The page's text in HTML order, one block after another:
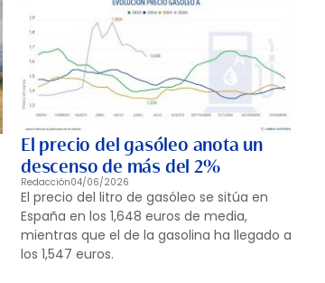
El precio del gasóleo anota un
descenso de más del 2%
Redacción04/06/2026
El precio del litro de gasóleo se sitúa en
España en los 1,648 euros de media,
mientras que el de la gasolina ha llegado a
los 1,547 euros.